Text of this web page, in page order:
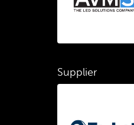
Supplier